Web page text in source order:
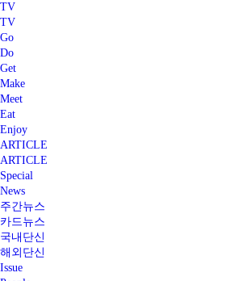
TV
TV
Go
Do
Get
Make
Meet
Eat
Enjoy
ARTICLE
ARTICLE
Special
News
주간뉴스
카드뉴스
국내단신
해외단신
Issue